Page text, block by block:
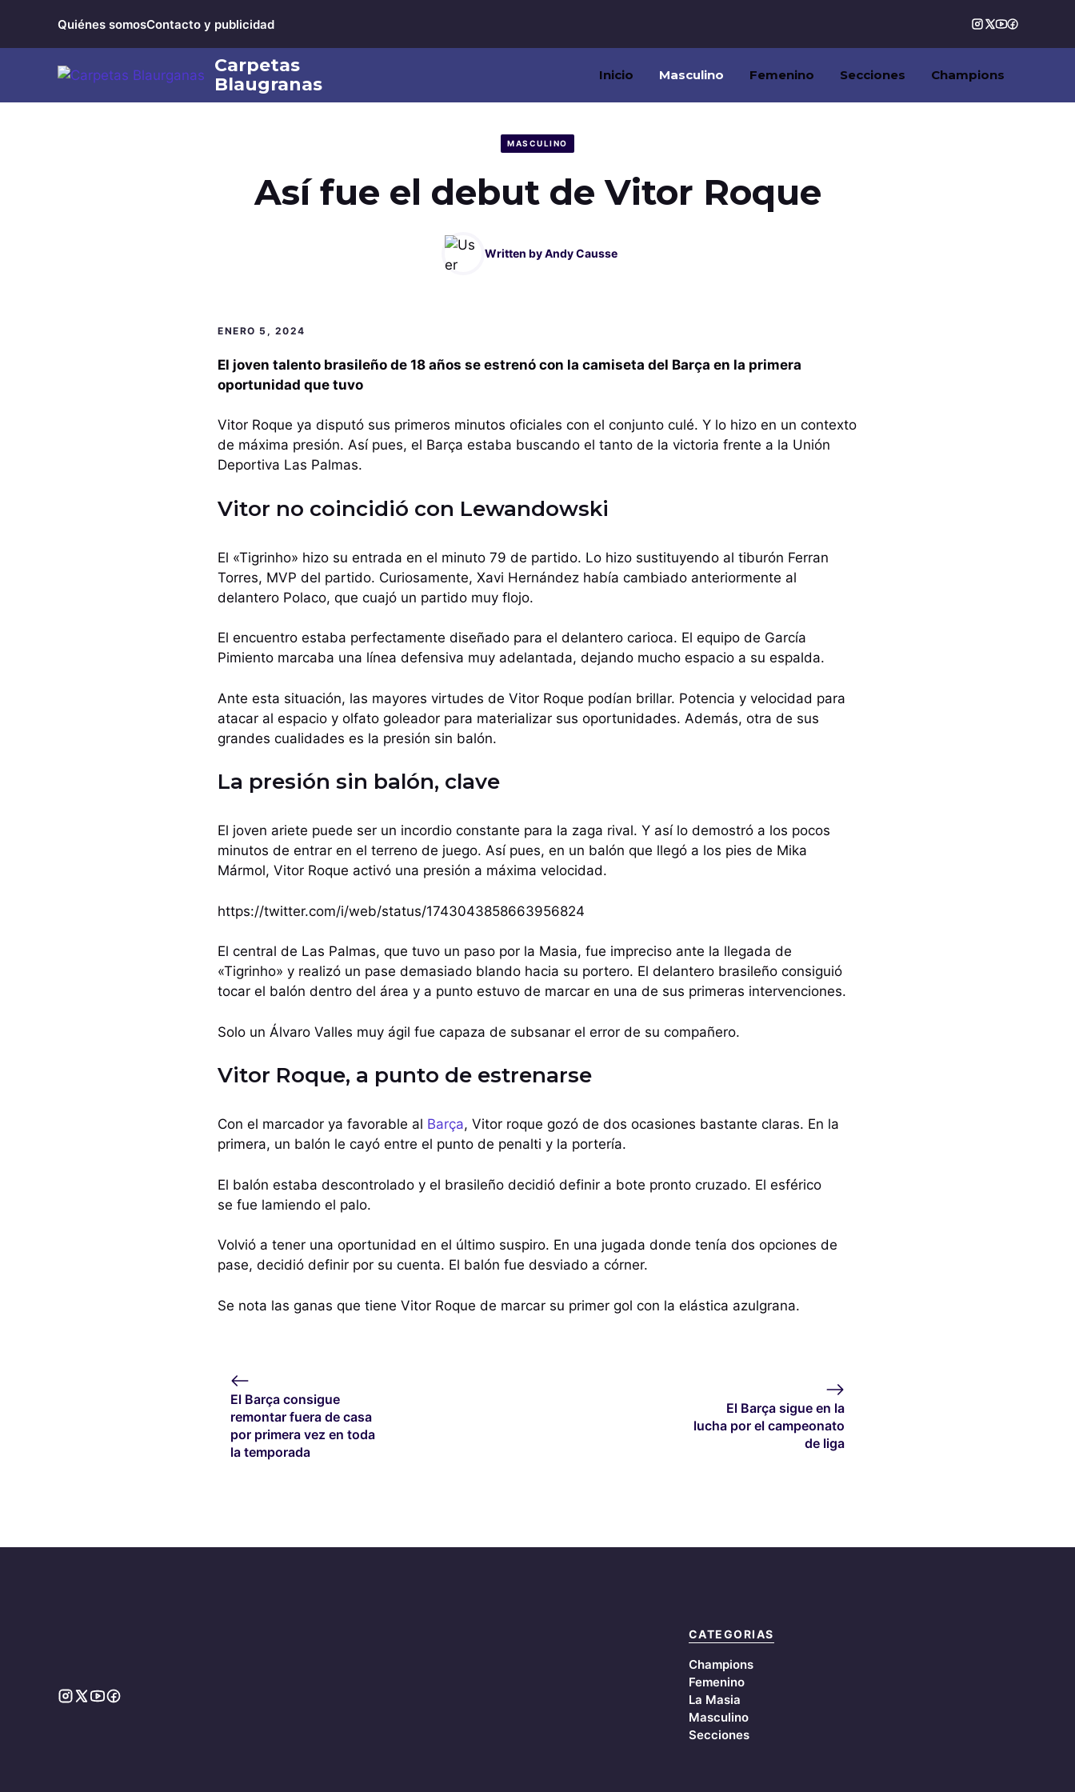
contenido
Quiénes somosContacto y publicidad
Inicio Masculino Femenino Secciones Champions
MASCULINO
Así fue el debut de Vitor Roque
Written byAndy Causse
ENERO 5, 2024
El joven talento brasileño de 18 años se estrenó con la camiseta del Barça en la primera
oportunidad que tuvo
Vitor Roque ya disputó sus primeros minutos oficiales con el conjunto culé. Y lo hizo en un contexto
de máxima presión. Así pues, el Barça estaba buscando el tanto de la victoria frente a la Unión
Deportiva Las Palmas.
Vitor no coincidió con Lewandowski
El «Tigrinho» hizo su entrada en el minuto 79 de partido. Lo hizo sustituyendo al tiburón Ferran
Torres, MVP del partido. Curiosamente, Xavi Hernández había cambiado anteriormente al
delantero Polaco, que cuajó un partido muy flojo.
El encuentro estaba perfectamente diseñado para el delantero carioca. El equipo de García
Pimiento marcaba una línea defensiva muy adelantada, dejando mucho espacio a su espalda.
Ante esta situación, las mayores virtudes de Vitor Roque podían brillar. Potencia y velocidad para
atacar al espacio y olfato goleador para materializar sus oportunidades. Además, otra de sus
grandes cualidades es la presión sin balón.
La presión sin balón, clave
El joven ariete puede ser un incordio constante para la zaga rival. Y así lo demostró a los pocos
minutos de entrar en el terreno de juego. Así pues, en un balón que llegó a los pies de Mika
Mármol, Vitor Roque activó una presión a máxima velocidad.
https://twitter.com/i/web/status/1743043858663956824
El central de Las Palmas, que tuvo un paso por la Masia, fue impreciso ante la llegada de
«Tigrinho» y realizó un pase demasiado blando hacia su portero. El delantero brasileño consiguió
tocar el balón dentro del área y a punto estuvo de marcar en una de sus primeras intervenciones.
Solo un Álvaro Valles muy ágil fue capaza de subsanar el error de su compañero.
Vitor Roque, a punto de estrenarse
Con el marcador ya favorable al Barça, Vitor roque gozó de dos ocasiones bastante claras. En la
primera, un balón le cayó entre el punto de penalti y la portería.
El balón estaba descontrolado y el brasileño decidió definir a bote pronto cruzado. El esférico
se fue lamiendo el palo.
Volvió a tener una oportunidad en el último suspiro. En una jugada donde tenía dos opciones de
pase, decidió definir por su cuenta. El balón fue desviado a córner.
Se nota las ganas que tiene Vitor Roque de marcar su primer gol con la elástica azulgrana.
El Barça consigue
remontar fuera de casa
por primera vez en toda
la temporada
El Barça sigue en la
lucha por el campeonato
de liga
CATEGORIAS
Champions
Femenino
La Masia
Masculino
Secciones